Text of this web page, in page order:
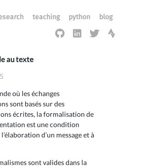
teaching python
blog
au texte
où les échanges
sont basés sur des
écrites, la formalisation de
est une condition
d’un message et à
sont valides dans la